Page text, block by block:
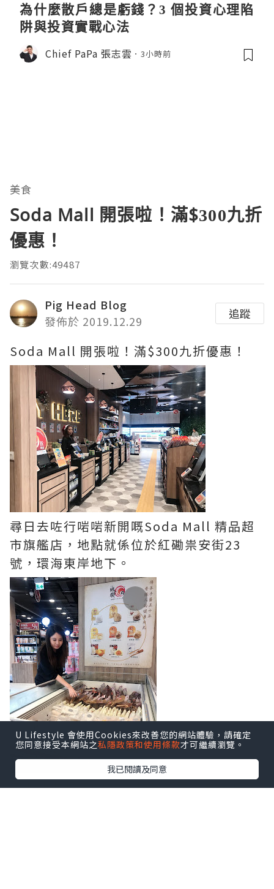
為什麼散戶總是虧錢？3 個投資心理陷
阱與投資實戰心法
Chief PaPa 張志雲 3小時前
美食
Soda Mall 開張啦！滿$300九折
優惠！
瀏覽次數:49487
Pig Head Blog
發佈於 2019.12.29
追蹤
Soda Mall 開張啦！滿$300九折優惠！
尋日去咗行啱啱新開嘅Soda Mall 精品超
市旗艦店，地點就係位於紅磡祟安街23
號，環海東岸地下。
佢哋仲做緊滿$300九折嘅優惠，真係好抵
U Lifestyle 會使用Cookies來改善您的網站體驗，請確定
您同意接受本網站之私隱政策和使用條款才可繼續瀏覽。
我已閱讀及同意